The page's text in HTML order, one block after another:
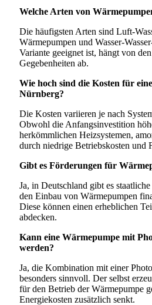
Welche Arten von
Die häufigsten Arten sind Luft-
Wärmepumpen und Wasser-
Variante geeignet ist, hängt von
Gegebenheiten ab.
Wie hoch sind die Kosten für
Nürnberg?
Die Kosten variieren je nach
Obwohl die Anfangsinvestition
herkömmlichen Heizsystemen,
durch niedrige Betriebskosten und
Gibt es Förderungen für
Ja, in Deutschland gibt es
den Einbau von Wärmepumpen
Diese können einen erheblichen
abdecken.
Kann eine Wärmepumpe mit
werden?
Ja, die Kombination mit einer
besonders sinnvoll. Der selbst
für den Betrieb der Wärmepumpe
Energiekosten zusätzlich senkt.